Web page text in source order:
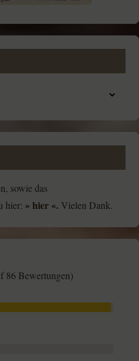
sowie das
hier: » hier «. Vielen Dank.
86 Bewertungen)